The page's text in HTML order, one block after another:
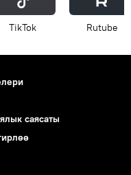
ТikТоk Rutube
саясаты